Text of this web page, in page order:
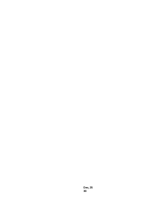
Dec, 25
30